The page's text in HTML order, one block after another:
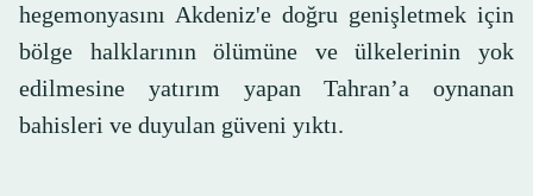
hegemonyasını Akdeniz'e doğru genişletmek için
bölge halklarının ölümüne ve ülkelerinin yok
edilmesine yatırım yapan Tahran’a oynanan
bahisleri ve duyulan güveni yıktı.